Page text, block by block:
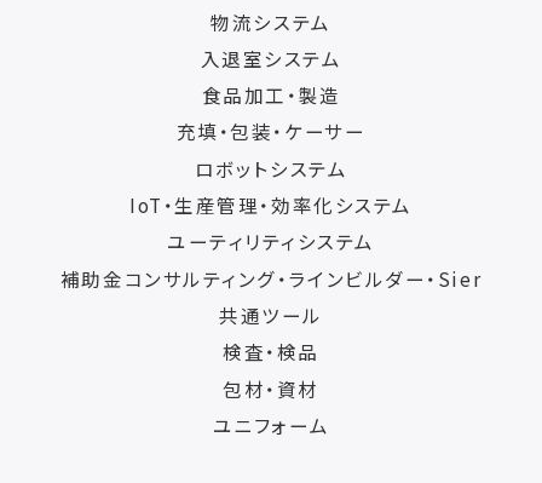
物流システム
入退室システム
食品加工・製造
充填・包装・ケーサー
ロボットシステム
IoT・生産管理・効率化システム
ユーティリティシステム
補助金コンサルティング・ラインビルダー・Sier
共通ツール
検査・検品
包材・資材
ユニフォーム